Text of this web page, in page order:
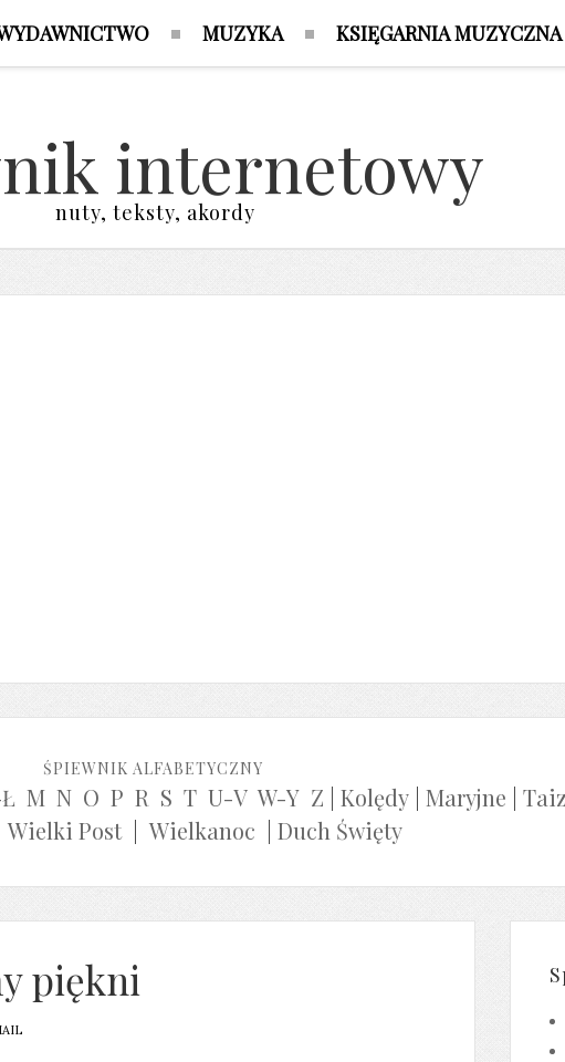
MUZYKA KSIĘGARNIA MUZYCZNA
internetowy
nuty, teksty, akordy
ŚPIEWNIK ALFABETYCZNY
M N O P R S T U-V W-Y Z Kolędy| Maryjne
Wielki Post| Wielkanoc Duch Święty
piękni